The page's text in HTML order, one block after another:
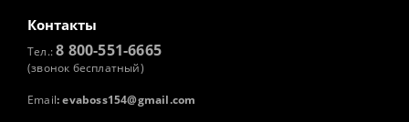
Контакты
Тел.:8 800-551-6665
(звонок бесплатный)
Email: evaboss154@gmail.com